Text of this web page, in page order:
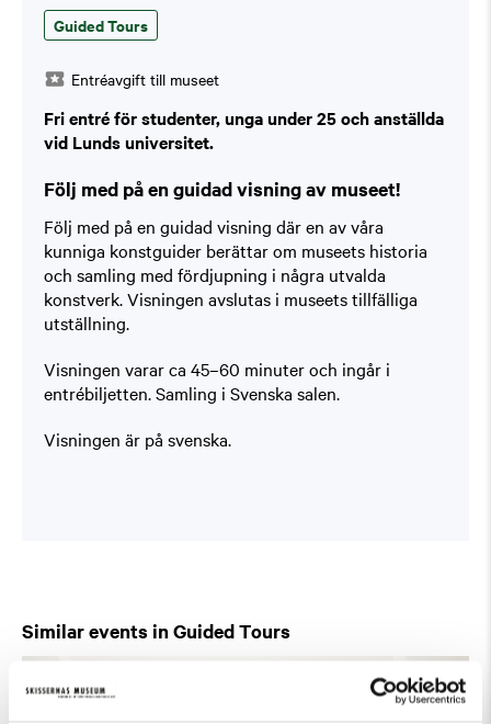
Guided Tours
Entréavgift till museet
Fri entré för studenter, unga under 25 och anställda
vid Lunds universitet.
Följ med på en guidad visning av museet!
Följ med på en guidad visning där en av våra
kunniga konstguider berättar om museets historia
och samling med fördjupning i några utvalda
konstverk. Visningen avslutas i museets tillfälliga
utställning.
Visningen varar ca 45–60 minuter och ingår i
entrébiljetten. Samling i Svenska salen.
Visningen är på svenska.
Similar events in Guided Tours